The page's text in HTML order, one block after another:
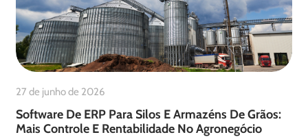
27 de junho de 2026
Software De ERP Para Silos E Armazéns De Grãos:
Mais Controle E Rentabilidade No Agronegócio